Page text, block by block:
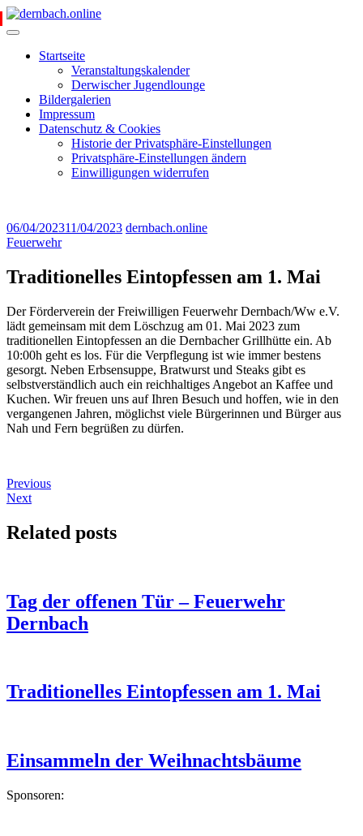
Skip
to
Startseite
Veranstaltungskalender
Derwischer Jugendlounge
Bildergalerien
Impressum
Datenschutz & Cookies
Historie der Privatsphäre-Einstellungen
Privatsphäre-Einstellungen ändern
Einwilligungen widerrufen
06/04/202311/04/2023 dernbach.online
Feuerwehr
Traditionelles Eintopfessen am 1. Mai
Der Förderverein der Freiwilligen Feuerwehr Dernbach/Ww e.V.
lädt gemeinsam mit dem Löschzug am 01. Mai 2023 zum
traditionellen Eintopfessen an die Dernbacher Grillhütte ein. Ab
10:00h geht es los. Für die Verpflegung ist wie immer bestens
gesorgt. Neben Erbsensuppe, Bratwurst und Steaks gibt es
selbstverständlich auch ein reichhaltiges Angebot an Kaffee und
Kuchen. Wir freuen uns auf Ihren Besuch und hoffen, wie in den
vergangenen Jahren, möglichst viele Bürgerinnen und Bürger aus
Nah und Fern begrüßen zu dürfen.
Beitragsnavigation
Previous
Next
Related posts
Tag der offenen Tür – Feuerwehr
Dernbach
Traditionelles Eintopfessen am 1. Mai
Einsammeln der Weihnachtsbäume
Sponsoren: